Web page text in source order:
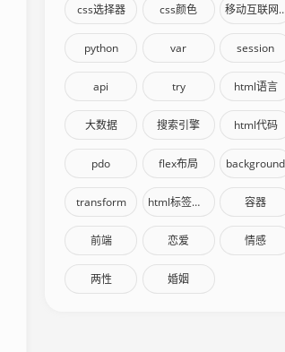
css选择器 css颜色 移动互
python var session
api try html语言
大数据 搜索引擎 html代码
pdo flex布局 background
transform html标签语义化 容器
前端 恋爱 情感
两性 婚姻